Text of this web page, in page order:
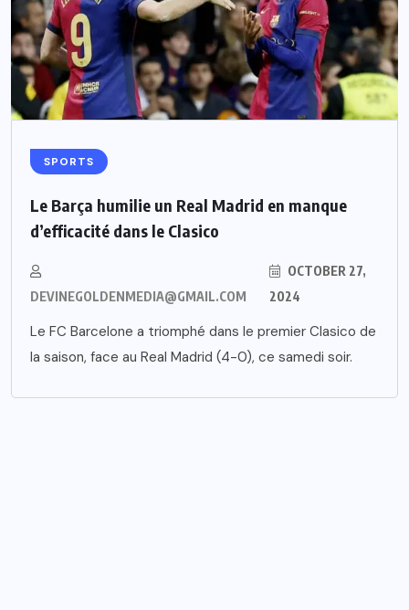
SPORTS
Le Barça humilie un Real Madrid en manque
d’efficacité dans le Clasico
DEVINEGOLDENMEDIA@GMAIL.COM
OCTOBER 27,
2024
Le FC Barcelone a triomphé dans le premier Clasico de
la saison, face au Real Madrid (4-0), ce samedi soir.